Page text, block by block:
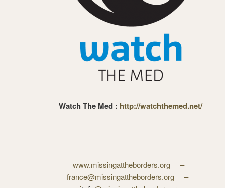
Watch The Med : http://watchthemed.net/
www.missingattheborders.org
–
france@missingattheborders.org
–